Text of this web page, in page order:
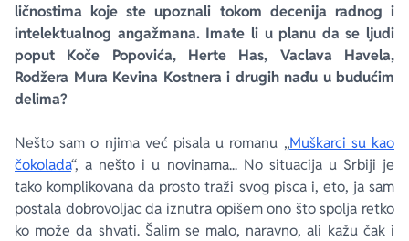
ličnostima koje ste upoznali tokom decenija radnog i
intelektualnog angažmana. Imate li u planu da se ljudi
poput Koče Popovića, Herte Has, Vaclava Havela,
Rodžera Mura Kevina Kostnera i drugih nađu u budućim
delima?
Nešto sam o njima već pisala u romanu „Muškarci su kao
čokolada“, a nešto i u novinama... No situacija u Srbiji je
tako komplikovana da prosto traži svog pisca i, eto, ja sam
postala dobrovoljac da iznutra opišem ono što spolja retko
ko može da shvati. Šalim se malo, naravno, ali kažu čak i